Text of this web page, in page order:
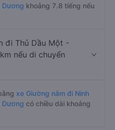
Dương khoảng 7.8 tiếng nếu
đi Thủ Dầu Một -
nếu di chuyển
xe Giường nằm đi Ninh
Dương có chiều dài khoảng